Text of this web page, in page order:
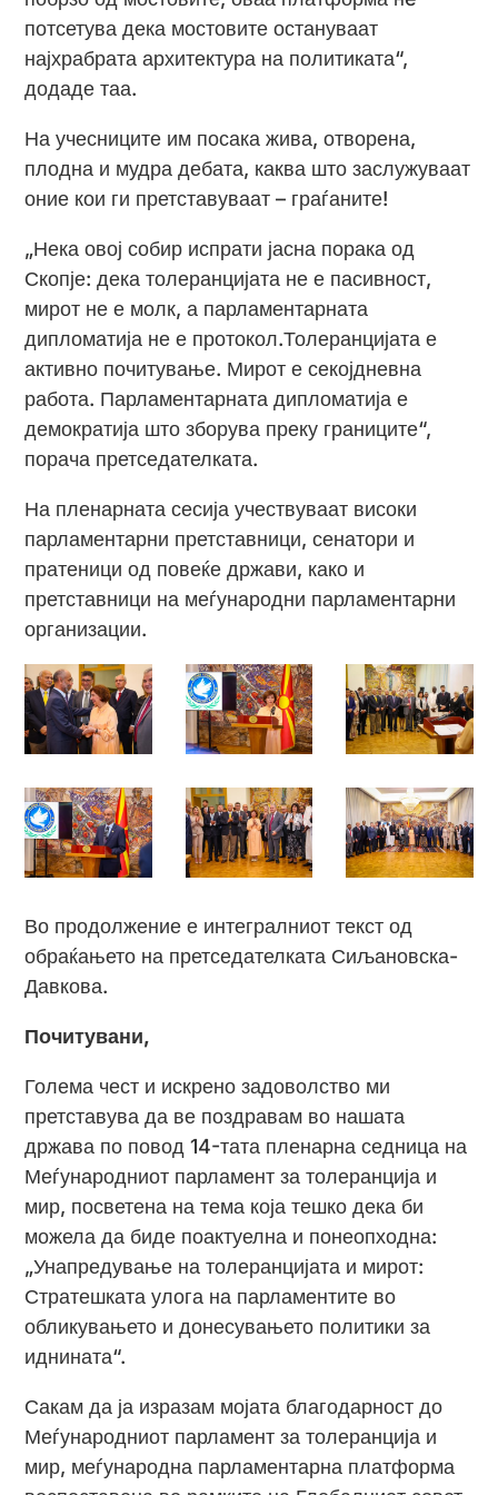
потсетува дека мостовите остануваат
најхрабрата архитектура на политиката“,
додаде таа.
На учесниците им посака жива, отворена,
плодна и мудра дебата, каква што заслужуваат
оние кои ги претставуваат – граѓаните!
„Нека овој собир испрати јасна порака од
Скопје: дека толеранцијата не е пасивност,
мирот не е молк, а парламентарната
дипломатија не е протокол.Толеранцијата е
активно почитување. Мирот е секојдневна
работа. Парламентарната дипломатија е
демократија што зборува преку границите“,
порача претседателката.
На пленарната сесија учествуваат високи
парламентарни претставници, сенатори и
пратеници од повеќе држави, како и
претставници на меѓународни парламентарни
организации.
Во продолжение е интегралниот текст од
обраќањето на претседателката Сиљановска-
Давкова.
Почитувани,
Голема чест и искрено задоволство ми
претставува да ве поздравам во нашата
држава по повод 14-тата пленарна седница на
Меѓународниот парламент за толеранција и
мир, посветена на тема која тешко дека би
можела да биде поактуелна и понеопходна:
„Унапредување на толеранцијата и мирот:
Стратешката улога на парламентите во
обликувањето и донесувањето политики за
иднината“.
Сакам да ја изразам мојата благодарност до
Меѓународниот парламент за толеранција и
мир, меѓународна парламентарна платформа